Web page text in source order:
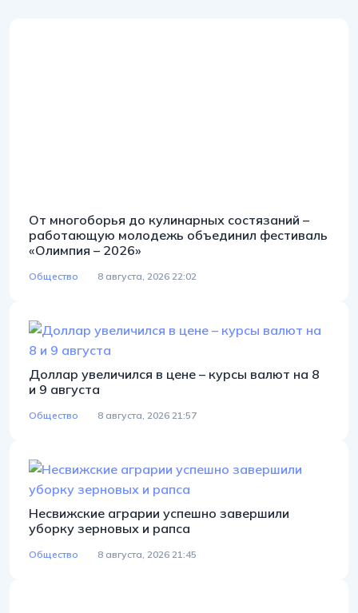
От многоборья до кулинарных состязаний –
работающую молодежь объединил фестиваль
«Олимпия – 2026»
Общество 8 августа, 2026 22:02
Доллар увеличился в цене – курсы валют на 8
и 9 августа
Общество 8 августа, 2026 21:57
Несвижские аграрии успешно завершили
уборку зерновых и рапса
Общество 8 августа, 2026 21:45